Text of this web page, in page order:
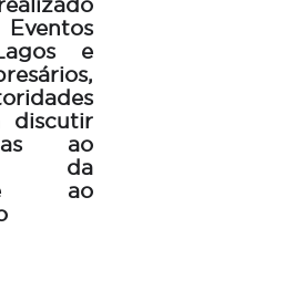
e
discutir
ao
da
e ao